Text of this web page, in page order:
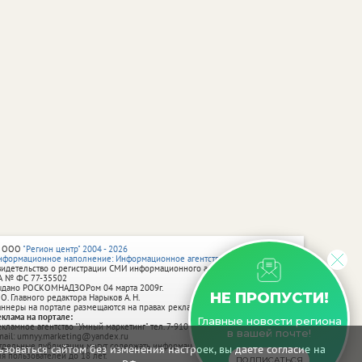
сайтом без изменения настроек, вы даете согласие на
НЕ ПРОПУСТИ!
Главные новости региона
в вашей почте!
"Регион центр" 2004 - 2026
наполнение: Информационное агентство vRossii.ru
о регистрации СМИ информационного агентства vRossii.ru
№ ФС 77‑35502
РОСКОМНАДЗОРом 04 марта 2009г.
Главного редактора Нарыков А. Н.
на портале размещаются на правах рекламы.
на портале:
агентство "Умный маркетинг" тел. 7-910-267-70-40,
umnyy.marketing@yandex.ru
публикации могут содержать информацию, не предназначенную
пользователей до 18 лет.